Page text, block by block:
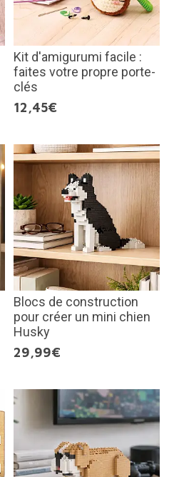
Kit d'amigurumi facile :
faites votre propre porte-
clés
12,45€
Blocs de construction
pour créer un mini chien
Husky
29,99€